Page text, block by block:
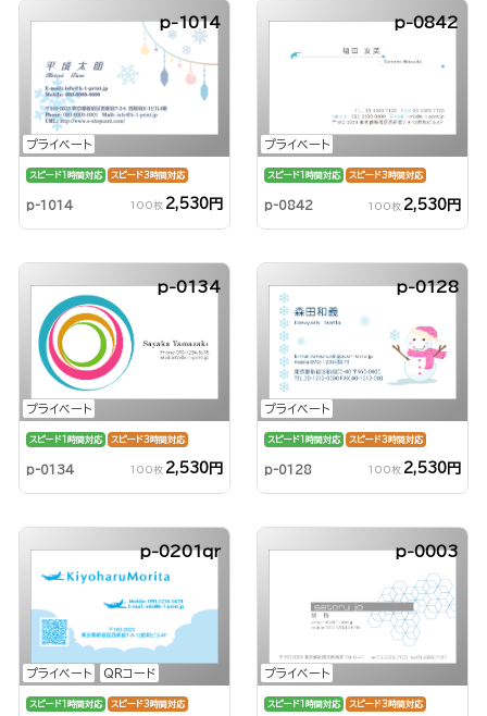
プライベート
p-1014
スピード1時間対応 スピード3時間対応
p-1014 100枚 2,530円
プライベート
p-0842
スピード1時間対応 スピード3時間対応
p-0842 100枚 2,530円
プライベート
p-0134
スピード1時間対応 スピード3時間対応
p-0134 100枚 2,530円
プライベート
p-0128
スピード1時間対応 スピード3時間対応
p-0128 100枚 2,530円
プライベート QRコード
p-0201qr
スピード1時間対応 スピード3時間対応
プライベート
p-0003
スピード1時間対応 スピード3時間対応